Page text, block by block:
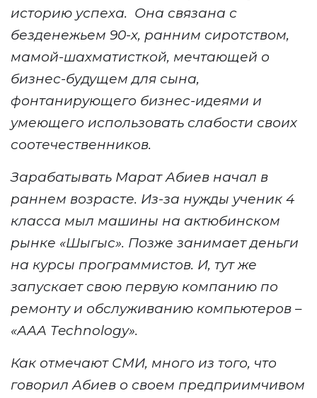
историю успеха. Она связана с
безденежьем 90-х, ранним сиротством,
мамой-шахматисткой, мечтающей о
бизнес-будущем для сына,
фонтанирующего бизнес-идеями и
умеющего использовать слабости своих
соотечественников.
Зарабатывать Марат Абиев начал в
раннем возрасте. Из-за нужды ученик 4
класса мыл машины на актюбинском
рынке «Шыгыс». Позже занимает деньги
на курсы программистов. И, тут же
запускает свою первую компанию по
ремонту и обслуживанию компьютеров –
«ААА Тechnology».
Как отмечают СМИ, много из того, что
говорил Абиев о своем предприимчивом